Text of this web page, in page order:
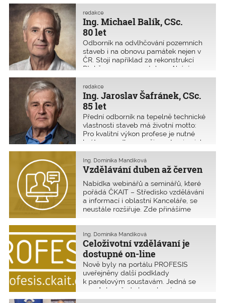
připojištění a základního profesního
pojištění. Anketa byla zahájena
4. dubna 2023 a bude ukončena
15. června 2023.
Ing. Michael Balík, CSc.
80 let
redakce
Odborník na odvlhčování pozemních
staveb i na obnovu památek nejen v
ČR. Stojí například za rekonstrukcí
Ptahšepsesovy mastaby v Abúsíru.
Ing. Jaroslav Šafránek, CSc.
85 let
redakce
Přední odborník na tepelně technické
vlastnosti staveb má životní motto:
Pro kvalitní výkon profese je nutné
brát svou odbornou činnost nejen jako
zdroj výdělku, ale hlavně jako činnost
přinášející radost a uspokojení z
vykonávané práce.
Vzdělávání duben až červen
Ing. Dominika Mandíková
Nabídka webinářů a seminářů, které
pořádá ČKAIT – Středisko vzdělávání
a informací i oblastní Kanceláře, se
neustále rozšiřuje. Zde přinášíme
informace prosím sledujte v kalendáři
akcí nawww.ckait.cz
Celoživotní vzdělávaní je
dostupné on-line
Ing. Dominika Mandíková
Nově byly na portálu PROFESIS
uveřejněny další podklady
k panelovým soustavám. Jedná se
pomůcky z řady komplexní
regenerace panelových soustav.